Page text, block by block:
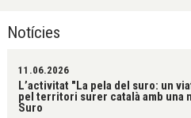
Notícies
11.06.2026
L’activitat "La pela del suro: un
pel territori surer català amb una
Suro